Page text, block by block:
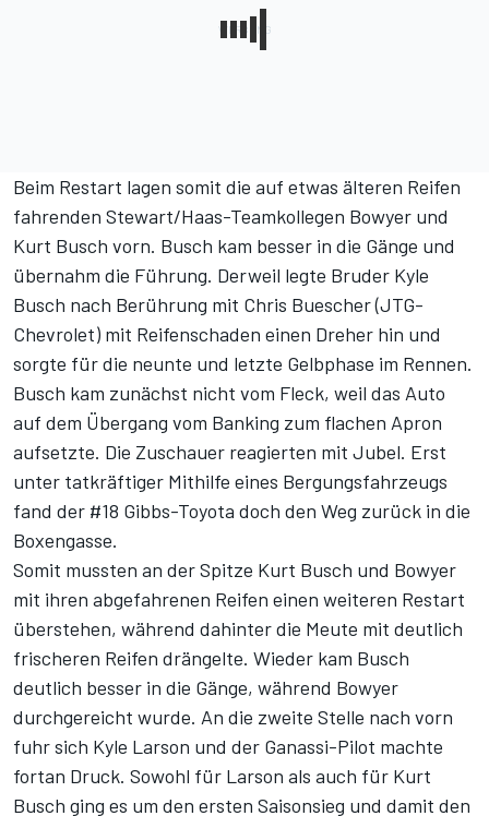
Beim Restart lagen somit die auf etwas älteren Reifen
fahrenden Stewart/Haas-Teamkollegen Bowyer und
Kurt Busch vorn. Busch kam besser in die Gänge und
übernahm die Führung. Derweil legte Bruder Kyle
Busch nach Berührung mit Chris Buescher (JTG-
Chevrolet) mit Reifenschaden einen Dreher hin und
sorgte für die neunte und letzte Gelbphase im Rennen.
Busch kam zunächst nicht vom Fleck, weil das Auto
auf dem Übergang vom Banking zum flachen Apron
aufsetzte. Die Zuschauer reagierten mit Jubel. Erst
unter tatkräftiger Mithilfe eines Bergungsfahrzeugs
fand der #18 Gibbs-Toyota doch den Weg zurück in die
Boxengasse.
Somit mussten an der Spitze Kurt Busch und Bowyer
mit ihren abgefahrenen Reifen einen weiteren Restart
überstehen, während dahinter die Meute mit deutlich
frischeren Reifen drängelte. Wieder kam Busch
deutlich besser in die Gänge, während Bowyer
durchgereicht wurde. An die zweite Stelle nach vorn
fuhr sich Kyle Larson und der Ganassi-Pilot machte
fortan Druck. Sowohl für Larson als auch für Kurt
Busch ging es um den ersten Saisonsieg und damit den